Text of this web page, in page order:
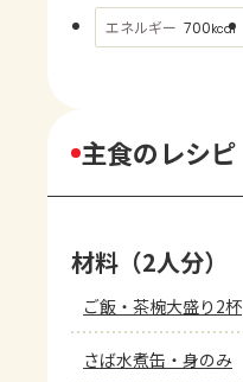
エネルギー 700kcal
主食のレシピ
材料（2人分）
ご飯・茶椀大盛り2杯
さば水煮缶・身のみ